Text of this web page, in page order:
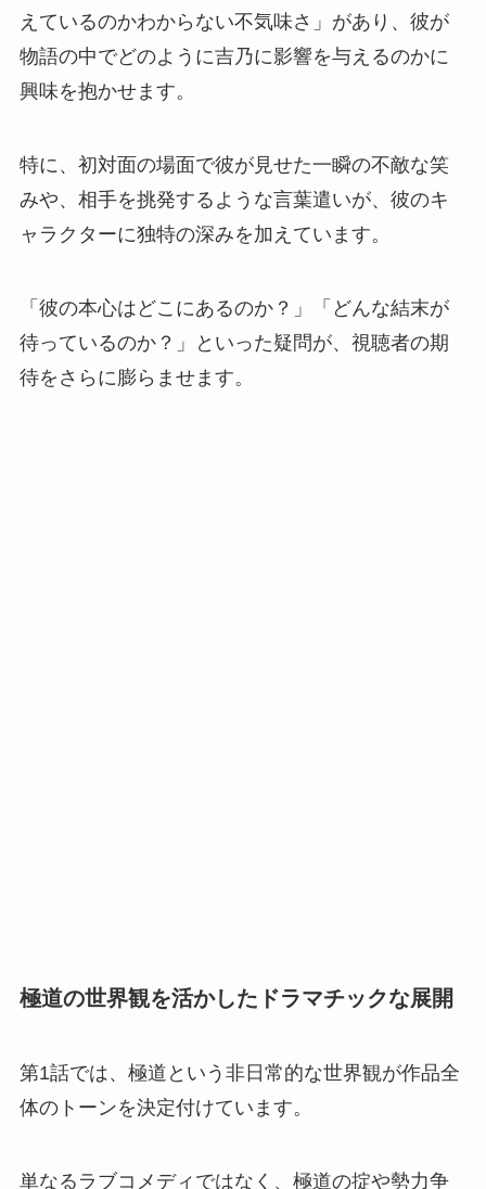
えているのかわからない不気味さ」があり、彼が
物語の中でどのように吉乃に影響を与えるのかに
興味を抱かせます。
特に、初対面の場面で彼が見せた一瞬の不敵な笑
みや、相手を挑発するような言葉遣いが、彼のキ
ャラクターに独特の深みを加えています。
「彼の本心はどこにあるのか？」「どんな結末が
待っているのか？」といった疑問が、視聴者の期
待をさらに膨らませます。
極道の世界観を活かしたドラマチックな展開
第1話では、極道という非日常的な世界観が作品全
体のトーンを決定付けています。
単なるラブコメディではなく、極道の掟や勢力争